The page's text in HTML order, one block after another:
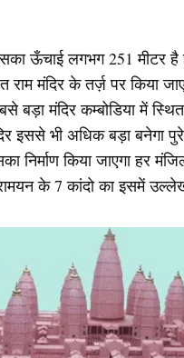
ऊँचाई लगभग 251 मीटर है
राम मंदिर के तर्ज़ पर किया
बड़ा मंदिर कम्बोडिया में
इससे भी अधिक बड़ा बनेगा
निर्माण किया जाएगा हर
के 7 कांदो का इसमें